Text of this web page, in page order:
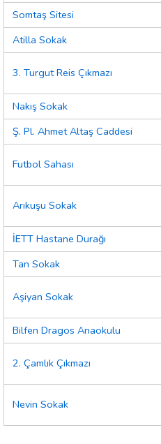
Somtaş Sitesi
Atilla Sokak
3. Turgut Reis Çıkmazı
Nakış Sokak
Ş. Pl. Ahmet Altaş Caddesi
Futbol Sahası
Arıkuşu Sokak
İETT Hastane Durağı
Tan Sokak
Aşiyan Sokak
Bilfen Dragos Anaokulu
2. Çamlık Çıkmazı
Nevin Sokak